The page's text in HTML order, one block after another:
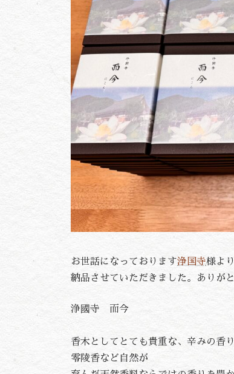
お世話になっております浄国寺様よ
納品させていただきました。ありが
浄國寺 而今
香木としてとても貴重な、辛みの香
零陵香など自然が